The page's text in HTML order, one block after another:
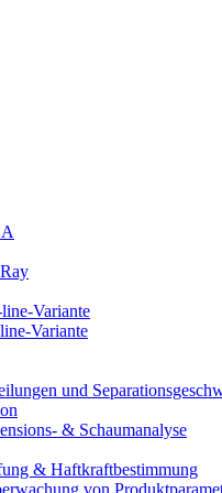
Variante
Variante
und
& Schaumanalyse
& Haftkraftbestimmung
von